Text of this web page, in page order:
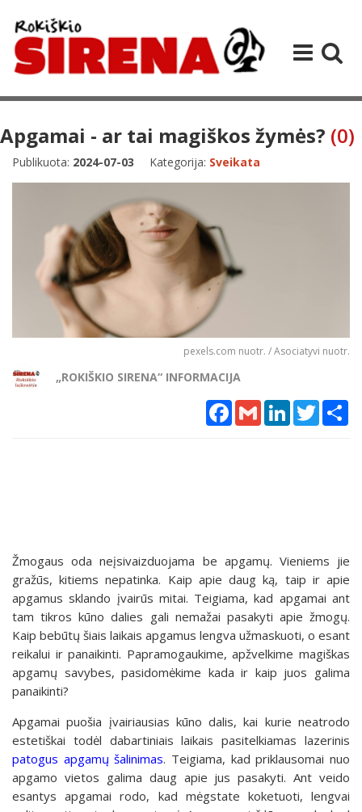
Apgamai - ar tai magiškos žymės? (0)
Publikuota: 2024-07-03 Kategorija: Sveikata
pexels.com nuotr. / Asociatyvi nuotr.
„ROKIŠKIO SIRENA“ INFORMACIJA
Facebook
Gmail LinkedInTwitter
Žmogaus oda neįsivaizduojama be apgamų. Vieniems jie
gražūs, kitiems nepatinka. Kaip apie daug ką, taip ir apie
apgamus sklando įvairūs mitai. Teigiama, kad apgamai ant
tam tikros kūno dalies gali nemažai pasakyti apie žmogų.
Kaip bebūtų šiais laikais apgamus lengva užmaskuoti, o esant
reikalui ir panaikinti. Papramogaukime, apžvelkime magiškas
apgamų savybes, pasidomėkime kada ir kaip juos galima
panaikinti?
Apgamai puošia įvairiausias kūno dalis, kai kurie neatrodo
estetiškai todėl dabartiniais laikais pasitelkiamas lazerinis
patogus apgamų šalinimas. Teigiama, kad priklausomai nuo
apgamo vietos galima daug apie jus pasakyti. Ant veido
esantys apgamai rodo, kad mėgstate koketuoti, lengvai